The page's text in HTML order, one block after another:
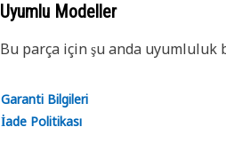
Uyumlu Modeller
Bu parça için şu anda uyumluluk
Garanti Bilgileri
İade Politikası